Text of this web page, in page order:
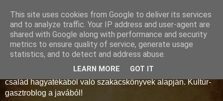
Storno-konyha
A művelt polgárság és az arisztokrácia konyhaművészete a
18-19. században. Régmúlt idők receptjei kelnek új életre a
Soproni Múzeum munkatársainak keze alatt, a Storno
család hagyatékából való szakácskönyvek alapján. Kultúr-
gasztroblog a javából!
This site uses cookies from Google to deliver its services
and to analyze traffic. Your IP address and user-agent are
shared with Google along with performance and security
metrics to ensure quality of service, generate usage
statistics, and to detect and address abuse.
LEARN MORE GOT IT